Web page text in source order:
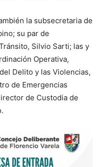
la subsecretaria de
su par de
Silvio Sarti; las y
Operativa,
Delito y las Violencias,
de Emergencias
de Custodia de